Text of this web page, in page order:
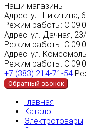
Наши магазины
Адрес: ул. Никитина,
Режим работы: С
Адрес: ул. Дачная,
Режим работы: С
Адрес: ул.
Режим работы: С
+7 (383) 214-71-54
Обратный звонок
Главная
Каталог
Электротовары